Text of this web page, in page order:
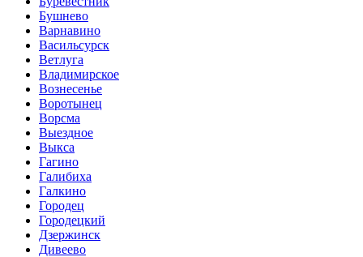
Бушнево
Варнавино
Васильсурск
Ветлуга
Владимирское
Вознесенье
Воротынец
Ворсма
Выездное
Выкса
Гагино
Галибиха
Галкино
Городец
Городецкий
Дзержинск
Дивеево